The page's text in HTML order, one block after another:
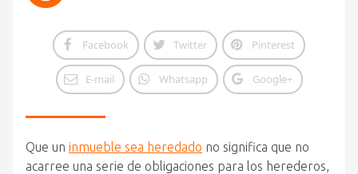
Facebook Twitter Pinterest
E-mail Whatsapp Google+
Que un inmueble sea heredado no significa que no
acarree una serie de obligaciones para los herederos,